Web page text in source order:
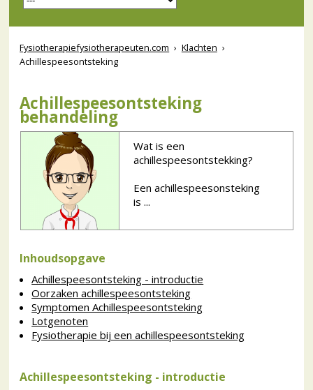
Fysiotherapiefysiotherapeuten.com › Klachten ›
Achillespeesontsteking
Achillespeesontsteking
behandeling
Wat is een
achillespeesontstekking?
Een achillespeesonsteking
is ...
Inhoudsopgave
Achillespeesontsteking - introductie
Oorzaken achillespeesontsteking
Symptomen Achillespeesontsteking
Lotgenoten
Fysiotherapie bij een achillespeesontsteking
Achillespeesontsteking - introductie